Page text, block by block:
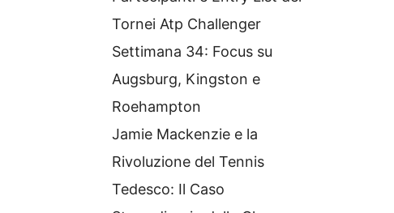
Tornei Atp Challenger
Settimana 34: Focus su
Augsburg, Kingston e
Roehampton
Jamie Mackenzie e la
Rivoluzione del Tennis
Tedesco: Il Caso